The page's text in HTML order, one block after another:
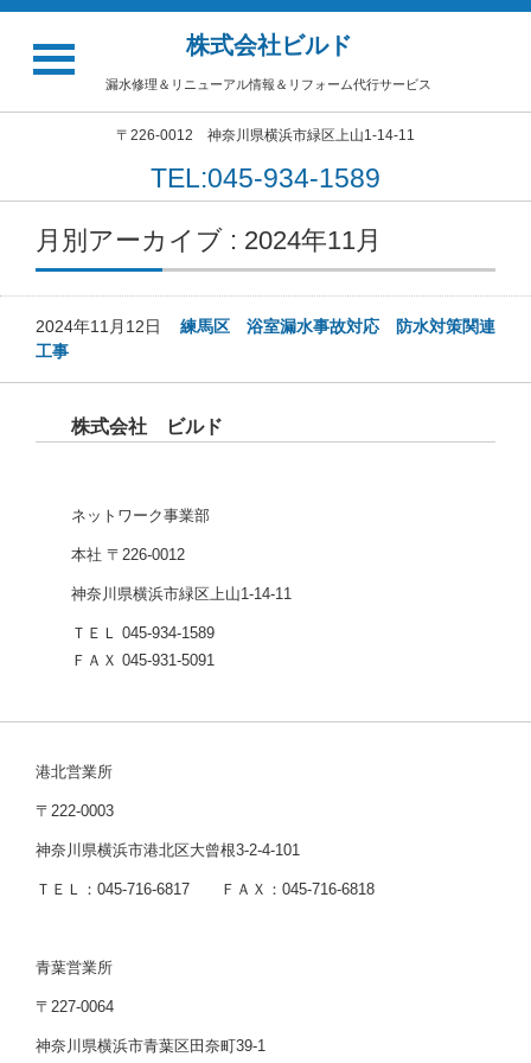
株式会社ビルド
漏水修理＆リニューアル情報＆リフォーム代行サービス
〒226-0012 神奈川県横浜市緑区上山1-14-11
TEL:045-934-1589
月別アーカイブ : 2024年11月
2024年11月12日 練馬区 浴室漏水事故対応 防水対策関連
工事
株式会社 ビルド
ネットワーク事業部
本社 〒226-0012
神奈川県横浜市緑区上山1-14-11
ＴＥＬ 045-934-1589
ＦＡＸ 045-931-5091
港北営業所
〒222-0003
神奈川県横浜市港北区大曾根3-2-4-101
ＴＥＬ：045-716-6817 ＦＡＸ：045-716-6818
青葉営業所
〒227-0064
神奈川県横浜市青葉区田奈町39-1